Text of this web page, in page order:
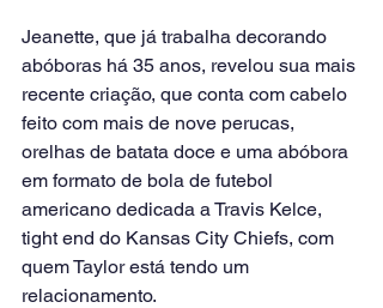
Jeanette, que já trabalha decorando
abóboras há 35 anos, revelou sua mais
recente criação, que conta com cabelo
feito com mais de nove perucas,
orelhas de batata doce e uma abóbora
em formato de bola de futebol
americano dedicada a Travis Kelce,
tight end do Kansas City Chiefs, com
quem Taylor está tendo um
relacionamento.